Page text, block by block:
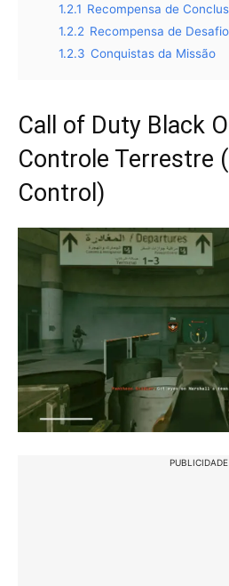
1.2.1 Recompensa de
1.2.2 Recompensa de Desafio
1.2.3 Conquistas da Missão
Call of Duty Black
Controle Terrestre
Control)
PUBLICIDADE